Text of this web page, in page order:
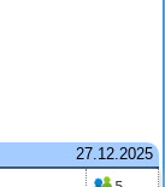
27.12.2025